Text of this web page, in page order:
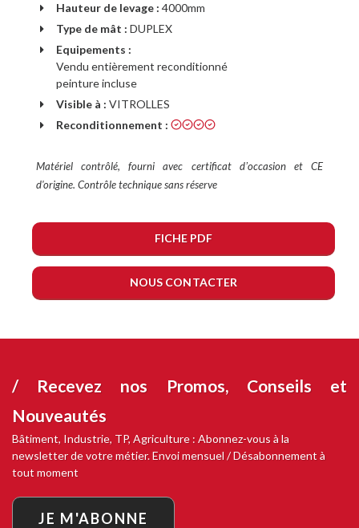
Hauteur de levage : 4000mm
Type de mât : DUPLEX
Equipements :
Vendu entièrement reconditionné
peinture incluse
Visible à : VITROLLES
Reconditionnement :
Matériel contrôlé, fourni avec certificat dʼoccasion et CE
d'origine. Contrôle technique sans réserve
FICHE PDF
NOUS CONTACTER
/ Recevez nos Promos, Conseils et
Nouveautés
Bâtiment, Industrie, TP, Agriculture : Abonnez-vous à la
newsletter de votre métier. Envoi mensuel / Désabonnement à
tout moment
JE M'ABONNE